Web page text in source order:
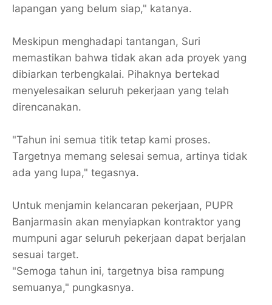
lapangan yang belum siap," katanya.
Meskipun menghadapi tantangan, Suri
memastikan bahwa tidak akan ada proyek yang
dibiarkan terbengkalai. Pihaknya bertekad
menyelesaikan seluruh pekerjaan yang telah
direncanakan.
"Tahun ini semua titik tetap kami proses.
Targetnya memang selesai semua, artinya tidak
ada yang lupa," tegasnya.
Untuk menjamin kelancaran pekerjaan, PUPR
Banjarmasin akan menyiapkan kontraktor yang
mumpuni agar seluruh pekerjaan dapat berjalan
sesuai target.
"Semoga tahun ini, targetnya bisa rampung
semuanya," pungkasnya.